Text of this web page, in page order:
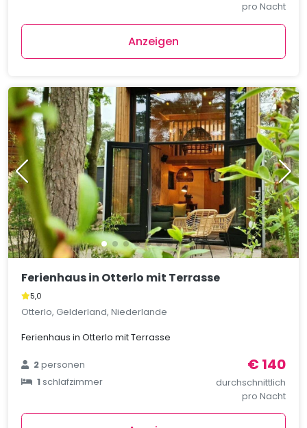
pro Nacht
Anzeigen
Ferienhaus in Otterlo mit Terrasse
5,0
Otterlo, Gelderland, Niederlande
Ferienhaus in Otterlo mit Terrasse
2personen
1schlafzimmer
€ 140
durchschnittlich
pro Nacht